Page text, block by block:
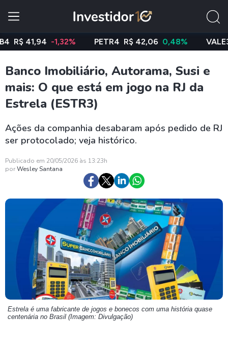
41,94 -1,32% PETR4 R$ 42,06 0,48% VALE3 R$
Banco Imobiliário, Autorama, Susi e
mais: O que está em jogo na RJ da
Estrela (ESTR3)
Ações da companhia desabaram após pedido de RJ
ser protocolado; veja histórico.
Publicado em 20/05/2026 às 13:23h
porWesley Santana
Estrela é uma fabricante de jogos e bonecos com uma história quase
centenária no Brasil (Imagem: Divulgação)